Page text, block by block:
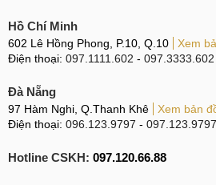
Hồ Chí Minh
602 Lê Hồng Phong, P.10, Q.10
Xem
Điện thoại: 097.1111.602 - 097.3333.602
Đà Nẵng
97 Hàm Nghi, Q.Thanh Khê
Xem bản
Điện thoại: 096.123.9797 - 097.123.9797
Hotline CSKH: 097.120.66.88